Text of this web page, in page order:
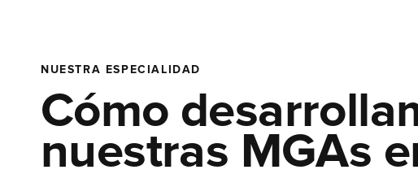
NUESTRA ESPECIALIDAD
Cómo
nuestras MGAs